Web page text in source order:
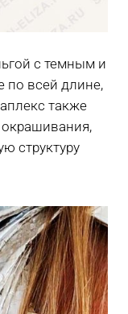
с темным и
по всей длине,
также
структуру